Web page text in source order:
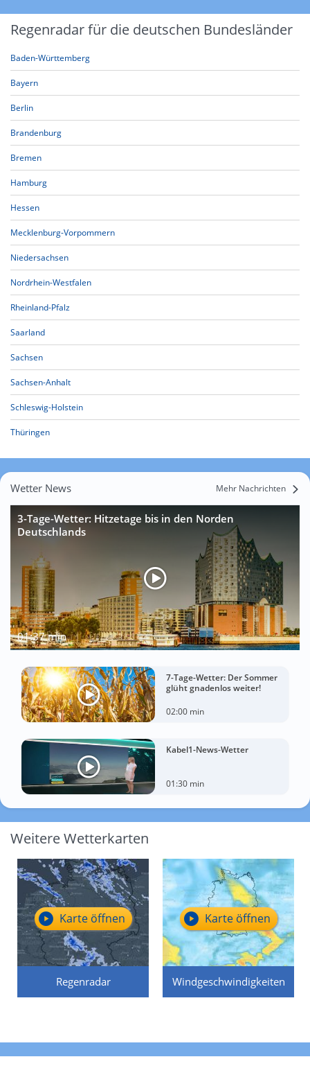
Regenradar für die deutschen Bundesländer
Baden-Württemberg
Bayern
Berlin
Brandenburg
Bremen
Hamburg
Hessen
Mecklenburg-Vorpommern
Niedersachsen
Nordrhein-Westfalen
Rheinland-Pfalz
Saarland
Sachsen
Sachsen-Anhalt
Schleswig-Holstein
Thüringen
Wetter News Mehr Nachrichten
3-Tage-Wetter: Hitzetage bis in den Norden
Deutschlands
01:37 min
7-Tage-Wetter: Der Sommer
glüht gnadenlos weiter!
02:00 min
Kabel1-News-Wetter
01:30 min
Weitere Wetterkarten
Regenradar
Karte öffnen
Windgeschwindigkeiten
Karte öffnen